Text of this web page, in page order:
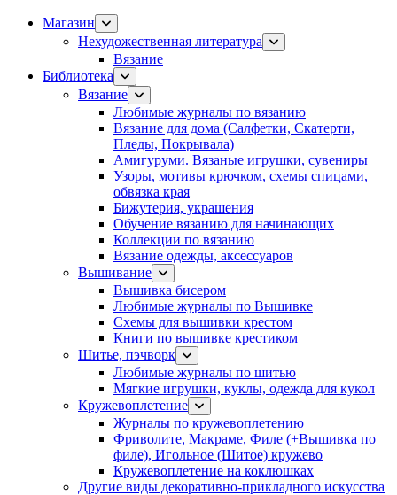
Магазин
Нехудожественная литература
Вязание
Библиотека
Вязание
Любимые журналы по вязанию
Вязание для дома (Салфетки, Скатерти,
Пледы, Покрывала)
Амигуруми. Вязаные игрушки, сувениры
Узоры, мотивы крючком, схемы спицами,
обвязка края
Бижутерия, украшения
Обучение вязанию для начинающих
Коллекции по вязанию
Вязание одежды, аксессуаров
Вышивание
Вышивка бисером
Любимые журналы по Вышивке
Схемы для вышивки крестом
Книги по вышивке крестиком
Шитье, пэчворк
Любимые журналы по шитью
Мягкие игрушки, куклы, одежда для кукол
Кружевоплетение
Журналы по кружевоплетению
Фриволите, Макраме, Филе (+Вышивка по
филе), Игольное (Шитое) кружево
Кружевоплетение на коклюшках
Другие виды декоративно-прикладного искусства